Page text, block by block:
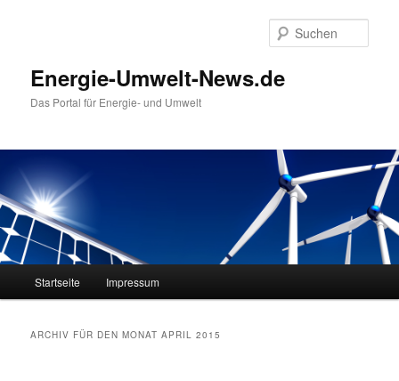
Energie-Umwelt-News.de
Das Portal für Energie- und Umwelt
Zum Inhalt wechseln
Zum sekundären Inhalt wechseln
Startseite Impressum
ARCHIV FÜR DEN MONATAPRIL 2015